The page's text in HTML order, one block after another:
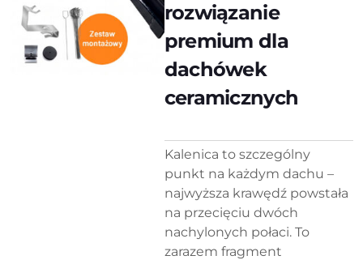
rozwiązanie
premium dla
dachówek
ceramicznych
Kalenica to szczególny
punkt na każdym dachu –
najwyższa krawędź powstała
na przecięciu dwóch
nachylonych połaci. To
zarazem fragment